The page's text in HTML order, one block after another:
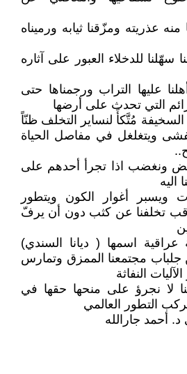
منه عذريته ومزّقنا ثيابه ورميناه
سهّلنا للدخلاء العبور على آثاره
عليها التراب ورجمناها حتى
التي تحدث على أرضها
مُتَّكأً لنساير التخلف ظنّاً
ويتغلغل في مفاصل الحياة
ونغضب اذا تجرأ أحدهم على
اليه
ويسبر أغوار الكون ويتطور
تخلفنا عن كثب دون أن يرفّ
اسمها ( ديانا السندي)
مجتمعنا الممزق وتمارس
النفاثة
لا نجرؤ على منحها حقها في
التطور العالمي
أحمد جارالله